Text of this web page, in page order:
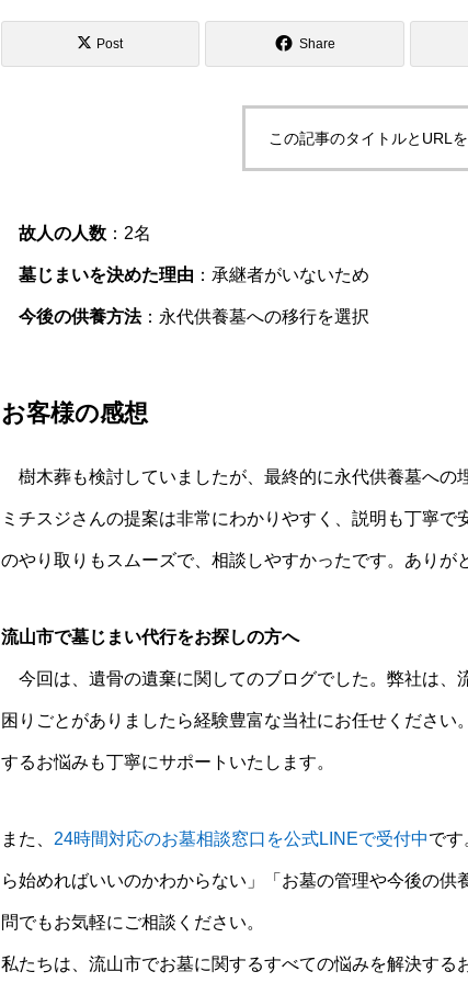
Post Share
この記事のタイトルとURL
故人の人数 ：2名
墓じまいを決めた理由 ：承継者がいないため
今後の供養方法：永代供養墓への移行を選択
お客様の感想
樹木葬も検討していましたが、最終的に永代供養墓への
ミチスジさんの提案は非常にわかりやすく、説明も丁寧
のやり取りもスムーズで、相談しやすかったです。ありが
流山市で墓じまい代行をお探しの方へ
今回は、遺骨の遺棄に関してのブログでした。弊社は、
困りごとがありましたら経験豊富な当社にお任せくださ
するお悩みも丁寧にサポートいたします。
また、 24時間対応のお墓相談窓口を公式LINEで受付中で
ら始めればいいのかわからない」「お墓の管理や今後の
問でもお気軽にご相談ください。
私たちは、流山市でお墓に関するすべての悩みを解決する